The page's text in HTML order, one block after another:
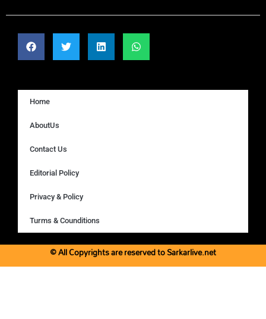
Home
AboutUs
Contact Us
Editorial Policy
Privacy & Policy
Turms & Counditions
© All Copyrights are reserved to Sarkarlive.net